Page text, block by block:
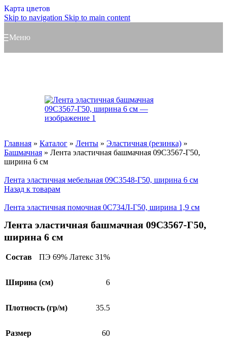
Карта цветов
Skip to navigation Skip to main content
Меню
Главная » Каталог » Ленты » Эластичная (резинка) »
Башмачная » Лента эластичная башмачная 09С3567-Г50,
ширина 6 см
Лента эластичная мебельная 09С3548-Г50, ширина 6 см
Назад к товарам
Лента эластичная помочная 0С734Л-Г50, ширина 1,9 см
Лента эластичная башмачная 09С3567-Г50,
ширина 6 см
Состав ПЭ 69% Латекс 31%
Ширина (см) 6
Плотность (гр/м) 35.5
Размер 60